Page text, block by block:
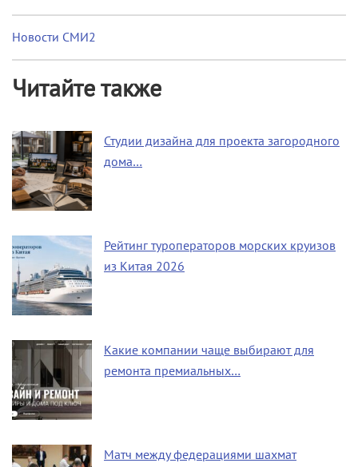
Новости СМИ2
Читайте также
Студии дизайна для проекта загородного
дома…
Рейтинг туроператоров морских круизов
из Китая 2026
Какие компании чаще выбирают для
ремонта премиальных…
Матч между федерациями шахмат